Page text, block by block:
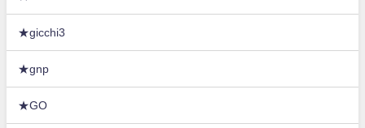
★gicchi3
★gnp
★GO